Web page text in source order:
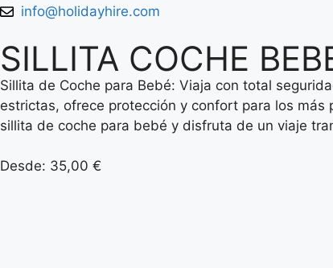
info@holidayhire.com
SILLITA COCHE
Sillita de Coche para Bebé: Viaja con total
estrictas, ofrece protección y confort para los
sillita de coche para bebé y disfruta de un viaje
Desde: 35,00 €